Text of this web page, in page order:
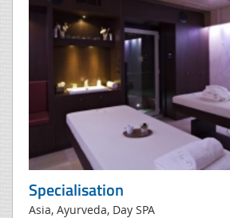
Specialisation
Asia, Ayurveda, Day SPA